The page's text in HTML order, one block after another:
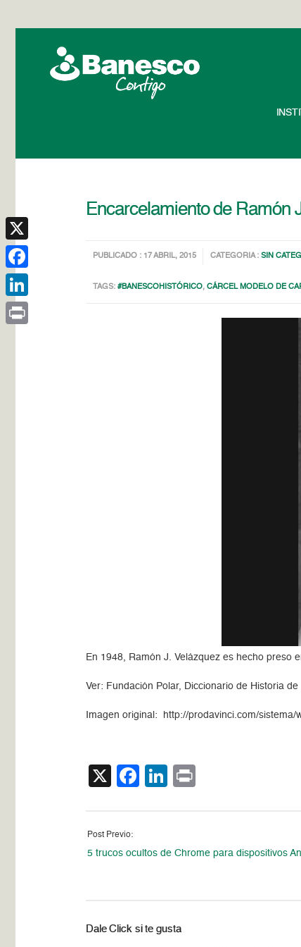
Encarcelamiento de Ramón
PUBLICADO : 17 ABRIL, 2015 CATEGORIA :SIN
TAGS:#BANESCOHISTÓRICO,CÁRCEL MODELO DE
En 1948, Ramón J. Velázquez es hecho preso
Ver: Fundación Polar, Diccionario de Historia
Imagen original: http://prodavinci.com/
X Facebook
LinkedIn
Post Previo:
5 trucos ocultos de Chrome para dispositivos
Dale Click si te gusta
X
Facebook
LinkedIn